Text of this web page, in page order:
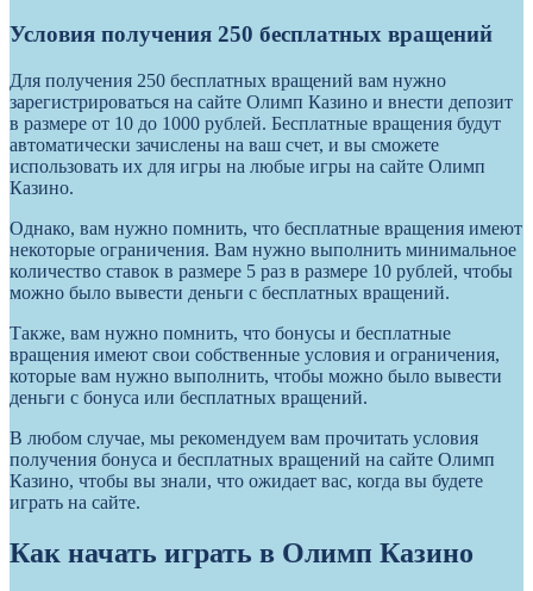
Условия получения 250 бесплатных вращений
Для получения 250 бесплатных вращений вам нужно
зарегистрироваться на сайте Олимп Казино и внести депозит
в размере от 10 до 1000 рублей. Бесплатные вращения будут
автоматически зачислены на ваш счет, и вы сможете
использовать их для игры на любые игры на сайте Олимп
Казино.
Однако, вам нужно помнить, что бесплатные вращения имеют
некоторые ограничения. Вам нужно выполнить минимальное
количество ставок в размере 5 раз в размере 10 рублей, чтобы
можно было вывести деньги с бесплатных вращений.
Также, вам нужно помнить, что бонусы и бесплатные
вращения имеют свои собственные условия и ограничения,
которые вам нужно выполнить, чтобы можно было вывести
деньги с бонуса или бесплатных вращений.
В любом случае, мы рекомендуем вам прочитать условия
получения бонуса и бесплатных вращений на сайте Олимп
Казино, чтобы вы знали, что ожидает вас, когда вы будете
играть на сайте.
Как начать играть в Олимп Казино